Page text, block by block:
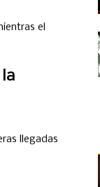
el
llegadas